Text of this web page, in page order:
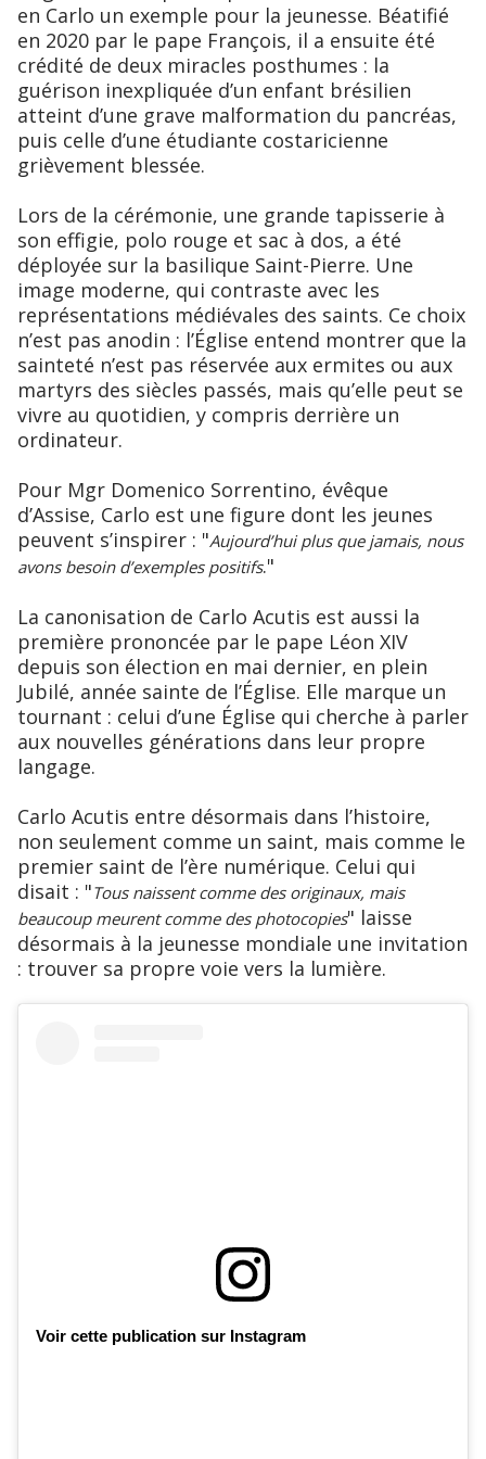
en Carlo un exemple pour la jeunesse. Béatifié
en 2020 par le pape François, il a ensuite été
crédité de deux miracles posthumes : la
guérison inexpliquée d’un enfant brésilien
atteint d’une grave malformation du pancréas,
puis celle d’une étudiante costaricienne
grièvement blessée.
Lors de la cérémonie, une grande tapisserie à
son effigie, polo rouge et sac à dos, a été
déployée sur la basilique Saint-Pierre. Une
image moderne, qui contraste avec les
représentations médiévales des saints. Ce choix
n’est pas anodin : l’Église entend montrer que la
sainteté n’est pas réservée aux ermites ou aux
martyrs des siècles passés, mais qu’elle peut se
vivre au quotidien, y compris derrière un
ordinateur.
Pour Mgr Domenico Sorrentino, évêque
d’Assise, Carlo est une figure dont les jeunes
peuvent s’inspirer : "Aujourd’hui plus que jamais, nous
avons besoin d’exemples positifs."
La canonisation de Carlo Acutis est aussi la
première prononcée par le pape Léon XIV
depuis son élection en mai dernier, en plein
Jubilé, année sainte de l’Église. Elle marque un
tournant : celui d’une Église qui cherche à parler
aux nouvelles générations dans leur propre
langage.
Carlo Acutis entre désormais dans l’histoire,
non seulement comme un saint, mais comme le
premier saint de l’ère numérique. Celui qui
disait : "Tous naissent comme des originaux, mais
beaucoup meurent comme des photocopies" laisse
désormais à la jeunesse mondiale une invitation
: trouver sa propre voie vers la lumière.
Voir cette publication sur Instagram